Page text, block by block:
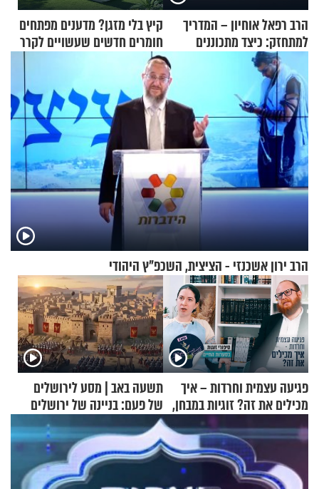
הרב רפאל אוחיון – המדריך
למתחזק: כיצד מתכוננים
לתפילה?
קיץ בלי מזגן? מדענים מפתחים
חומרים חדשים שעשויים לקרר
בתים
הרב ירון אשכנזי - הציצית, השכפ"ץ היהודי
פגיעה עצמית וחרדות – איך
מכילים את זה? זוגיות במבחן,
הפעם עם יהודית ואלתר כהן
תשעה באב | מסע לירושלים
של פעם: בניינה של ירושלים